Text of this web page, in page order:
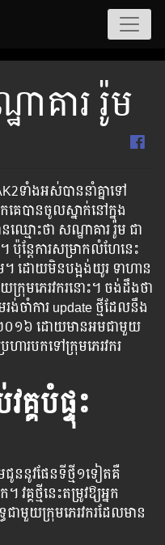
ាគារ រ៉ូម
ទាំង​អស់​បាន​នាំ​គ្នា​ទៅ​
េ​បាន​ចូល​ស្នាក់​នៅ​ក្នុង​
មោះ​ថា សណ្ឋាគារ រ៉ូម ជា​
នែ្ត​ការ​សម្រាក​លំហែ​នេះ​
។ ដោយ​មិន​បង្អង់​យូរ ទាហាន​​
ក្រុម​ភេ​រ​វ​ករនោះ។​ ចង់​ដឹង​ថា​
ចាំ​ការ update​ ​​ថ្មីដែលនឹង​​​​
ាំ២០១៦ ដោយ​មាន​អម​ជា​មួយ​
ារ​បក​ទៅ​ក្រុមភេ​រ​វ​ករ​
វគ្គបំផ្ទុះ
ម​ជូន​នូវផែនទីថ្មី១ទៀតគឺ
វគ្គថ្មី​នេះ​តម្រូវ​ឱ្យ​អ្នក
ជាមួយក្រុមភេ​រ​វ​ករដែលមាន